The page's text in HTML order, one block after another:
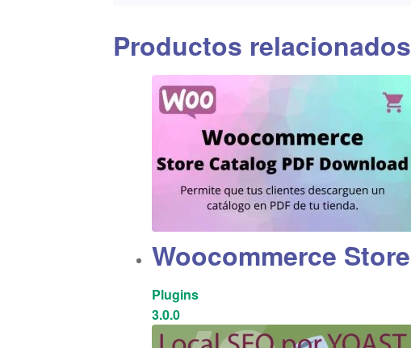
Productos relacionados
Woocommerce
Plugins
3.0.0